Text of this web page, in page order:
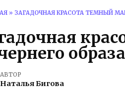
» ЗАГАДОЧНАЯ КРАСОТА ТЕМНЫЙ
АВТОР
Наталья Бигова